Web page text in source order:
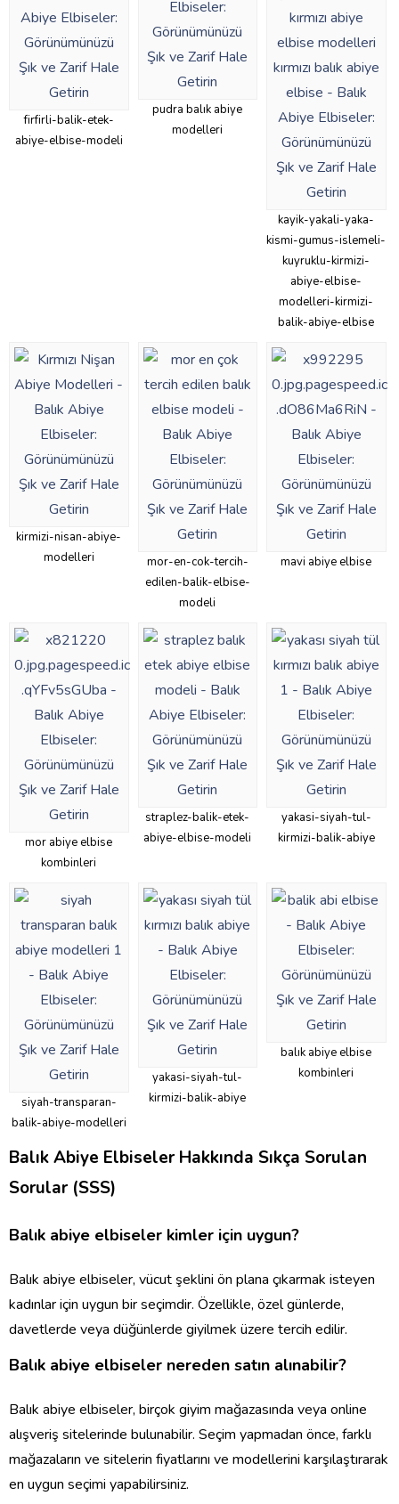
firfirli-balik-etek-
abiye-elbise-modeli
pudra balık abiye
modelleri
kayik-yakali-yaka-
kismi-gumus-islemeli-
kuyruklu-kirmizi-
abiye-elbise-
modelleri-kirmizi-
balik-abiye-elbise
kirmizi-nisan-abiye-
modelleri
mor-en-cok-tercih-
edilen-balik-elbise-
modeli
mavi abiye elbise
mor abiye elbise
kombinleri
straplez-balik-etek-
abiye-elbise-modeli
yakasi-siyah-tul-
kirmizi-balik-abiye
siyah-transparan-
balik-abiye-modelleri
yakasi-siyah-tul-
kirmizi-balik-abiye
balık abiye elbise
kombinleri
Balık Abiye Elbiseler Hakkında Sıkça Sorulan
Sorular (SSS)
Balık abiye elbiseler kimler için uygun?
Balık abiye elbiseler, vücut şeklini ön plana çıkarmak isteyen
kadınlar için uygun bir seçimdir. Özellikle, özel günlerde,
davetlerde veya düğünlerde giyilmek üzere tercih edilir.
Balık abiye elbiseler nereden satın alınabilir?
Balık abiye elbiseler, birçok giyim mağazasında veya online
alışveriş sitelerinde bulunabilir. Seçim yapmadan önce, farklı
mağazaların ve sitelerin fiyatlarını ve modellerini karşılaştırarak
en uygun seçimi yapabilirsiniz.